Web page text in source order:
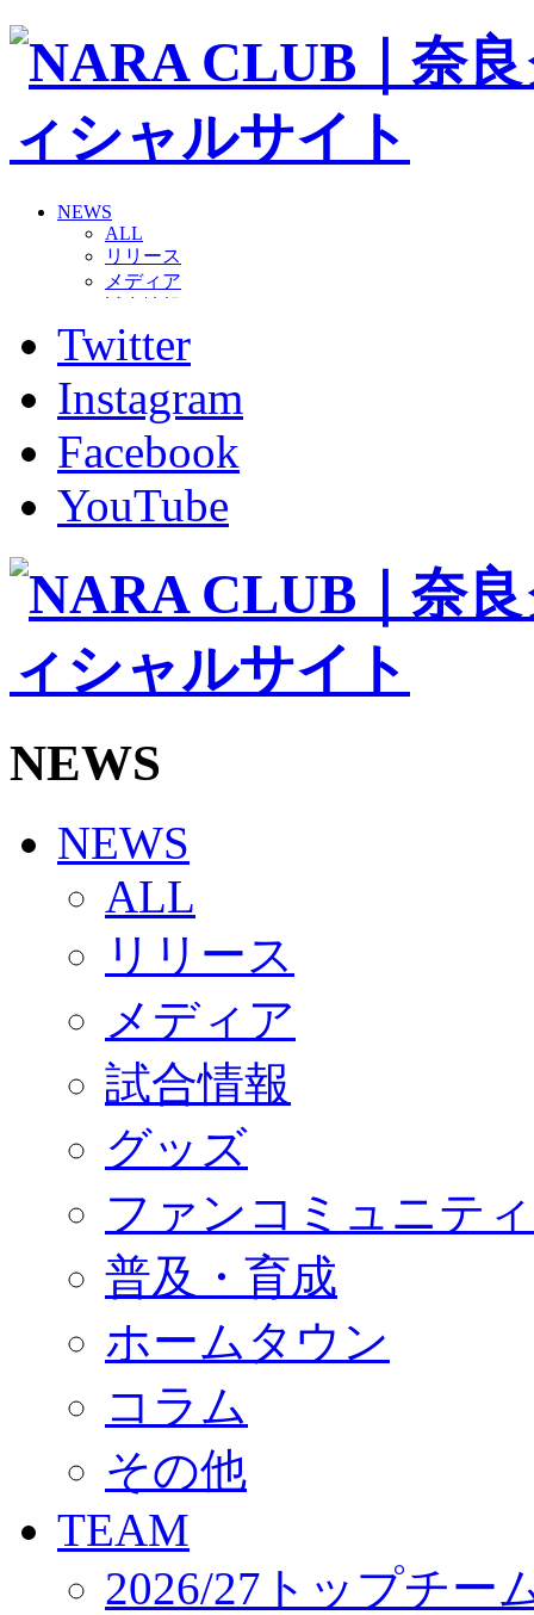
NEWS
ALL
リリース
メディア
グッズ
ファンコミュニティ
ホームタウン
コラム
その他
TEAM
2026/27トップチーム
2026/27トップチームスタッフ
バモス
チアダンススクール
ボランティアチーム「volundeer」
ビクトリーロード
HOMEGAME
観戦ルール＆マナー
Jリーグ運営管理規定
写真・動画使用ガイドライン
SCHEDULE
2026/27
練習見学時のファンサービスについて
TICKET
奈良クラブ明治安田J3リーグ2026/27シーズン試
奈良クラブ明治安田Ｊ3リーグ 2026/27シーズン「
観戦ルール＆マナー
2026/27ファンコミュニティ
サポートショップ
GOODS
オフィシャルストア（実店舗）
オンラインストア
ACADEMY
アカデミーについて
コーチ&スタッフ
ジュニア
ジュニアユース
ユース
練習拠点（ナラディーア）
SCHOOL
CLUB
パートナー募集
クラブ理念
サステナビリティ
Web制作支援
応援プロジェクト
Twitter
Instagram
Facebook
YouTube
NEWS
NEWS
ALL
リリース
メディア
試合情報
グッズ
ファンコミュニティ
普及・育成
ホームタウン
コラム
その他
TEAM
2026/27トップチー